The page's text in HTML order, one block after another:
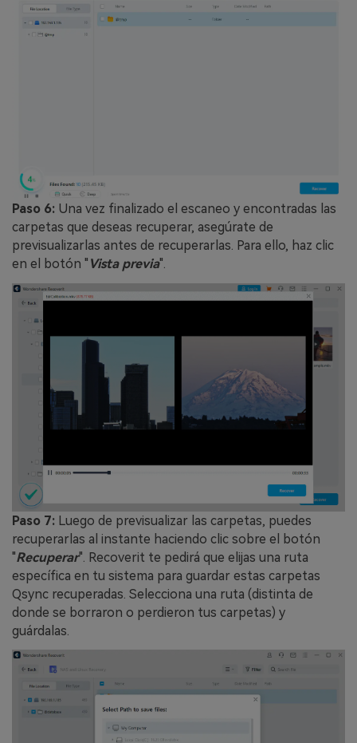
Paso 6: Una vez finalizado el escaneo y encontradas las
carpetas que deseas recuperar, asegúrate de
previsualizarlas antes de recuperarlas. Para ello, haz clic
en el botón " Vista previa".
Paso 7: Luego de previsualizar las carpetas, puedes
recuperarlas al instante haciendo clic sobre el botón
"Recuperar". Recoverit te pedirá que elijas una ruta
específica en tu sistema para guardar estas carpetas
Qsync recuperadas. Selecciona una ruta (distinta de
donde se borraron o perdieron tus carpetas) y
guárdalas.